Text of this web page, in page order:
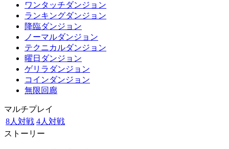
ワンタッチダンジョン
ランキングダンジョン
降臨ダンジョン
ノーマルダンジョン
テクニカルダンジョン
曜日ダンジョン
ゲリラダンジョン
コインダンジョン
無限回廊
マルチプレイ
8人対戦 4人対戦
ストーリー